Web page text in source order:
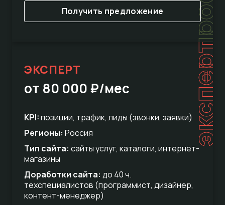
Получить предложение
эксперт
ЭКСПЕРТ
от 80 000 ₽/мес
KPI:позиции, трафик, лиды (звонки, заявки)
Регионы: Россия
Тип сайта: сайты услуг, каталоги, интернет-
магазины
Доработки сайта: до 40 ч.
техспециалистов (программист, дизайнер,
контент-менеджер)